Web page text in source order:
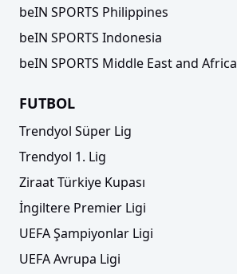
beIN SPORTS Philippines
beIN SPORTS Indonesia
beIN SPORTS Middle East and Africa
FUTBOL
Trendyol Süper Lig
Trendyol 1. Lig
Ziraat Türkiye Kupası
İngiltere Premier Ligi
UEFA Şampiyonlar Ligi
UEFA Avrupa Ligi